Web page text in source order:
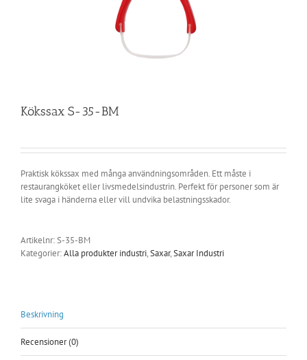
Kökssax S-35-BM
Praktisk kökssax med många användningsområden. Ett måste i
restaurangköket eller livsmedelsindustrin. Perfekt för personer som är
lite svaga i händerna eller vill undvika belastningsskador.
Artikelnr:S-35-BM
Kategorier:Alla produkter industri,Saxar,Saxar Industri
Beskrivning
Recensioner (0)